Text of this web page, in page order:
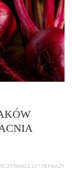
2 237 789 RAZY